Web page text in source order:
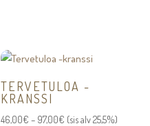
TERVETULOA -
KRANSSI
46,00€ – 97,00€ Hintaluokka:
(sis alv 25,5%)